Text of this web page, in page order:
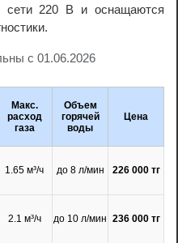
сети 220 В и оснащаются
с 01.06.2026
Макс.
расход
газа
Объем
горячей
воды
Цена
1.65 м³/ч до 8 л/мин 226 000 тг
2.1 м³/ч до 10 л/мин 236 000 тг